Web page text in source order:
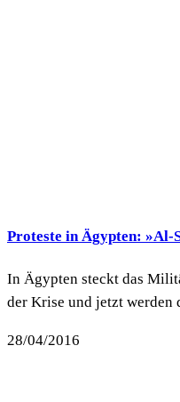
Proteste in Ägypten: »Al-
In Ägypten steckt das
der Krise und jetzt werden
28/04/2016